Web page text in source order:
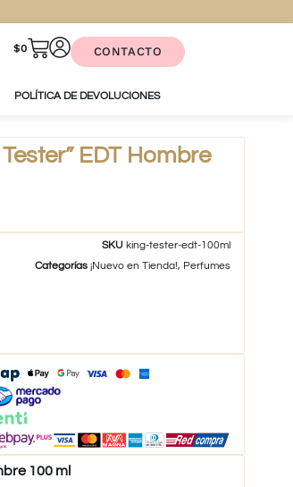
$0 CONTACTO
POLÍTICA DE DEVOLUCIONES
EDT Hombre
SKU king-tester-edt-100ml
Categorías ¡Nuevo en Tienda!, Perfumes
100 ml